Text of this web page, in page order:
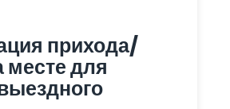
прихода/
месте для